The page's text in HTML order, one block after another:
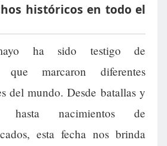
históricos en todo el
ha sido testigo de
que marcaron diferentes
del mundo. Desde batallas y
hasta nacimientos de
esta fecha nos brinda